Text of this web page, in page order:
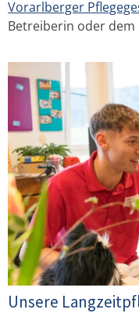
Vorarlberger
Betreiberin oder dem
Unsere